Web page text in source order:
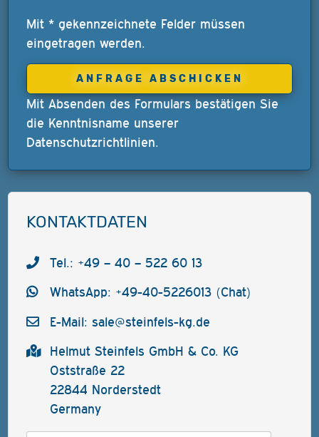
Mit * gekennzeichnete Felder müssen
eingetragen werden.
Mit Absenden des Formulars bestätigen Sie
die Kenntnisname unserer
Datenschutzrichtlinien.
KONTAKTDATEN
Tel.: +49 – 40 – 522 60 13
WhatsApp: +49-40-5226013 (Chat)
E-Mail: sale@steinfels-kg.de
Helmut Steinfels GmbH & Co. KG
Oststraße 22
22844 Norderstedt
Germany